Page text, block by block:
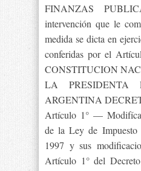
FINANZAS
intervención que le
medida se dicta en
conferidas por el
CONSTITUCION
LA
ARGENTINA
Artículo 1° —
de la Ley de Impuesto
1997 y sus
Artículo 1° del